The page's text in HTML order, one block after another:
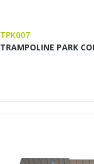
TPK007
TRAMPOLINE PARK